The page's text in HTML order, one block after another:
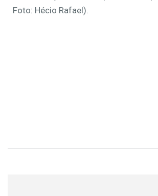
Foto: Hécio Rafael).